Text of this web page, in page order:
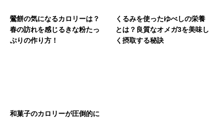
鶯餅の気になるカロリーは？
春の訪れを感じるきな粉たっ
ぷりの作り方！
くるみを使ったゆべしの栄養
とは？良質なオメガ3を美味し
く摂取する秘訣
和菓子のカロリーが圧倒的に